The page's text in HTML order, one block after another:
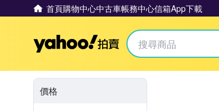
首頁購物中心中古車帳務中心信箱App下載
Yahoo拍賣
價格